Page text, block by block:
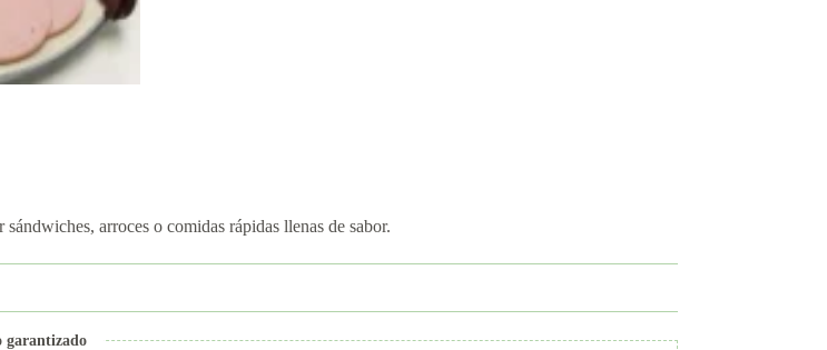
arroces o comidas rápidas llenas de sabor.
garantizado